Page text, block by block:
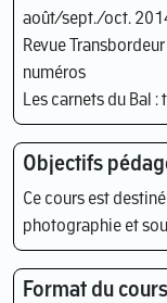
août/sept./oct.
Revue
numéros
Les carnets du Bal :
Objectifs
Ce cours est
photographie et
Format du